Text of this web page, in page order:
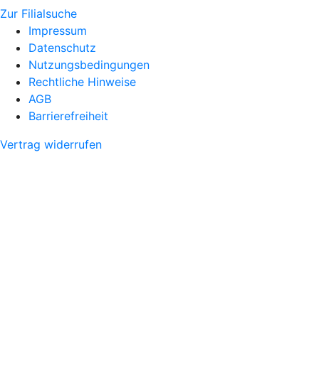
Zur Filialsuche
Impressum
Datenschutz
Nutzungsbedingungen
Rechtliche Hinweise
AGB
Barrierefreiheit
Vertrag widerrufen